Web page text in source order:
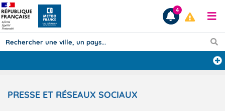
Prévisions
4
PRESSE ET RÉSEAUX SOCIAUX